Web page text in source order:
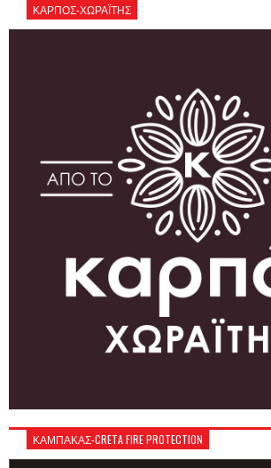
ΚΑΡΠΟΣ-ΧΩΡΑΪΤΗΣ
ΚΑΜΠΑΚΑΣ-CRETA FIRE PROTECTION